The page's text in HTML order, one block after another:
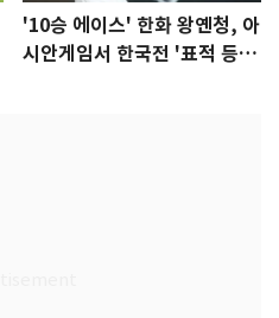
'10승 에이스' 한화 왕옌청, 아
시안게임서 한국전 '표적 등